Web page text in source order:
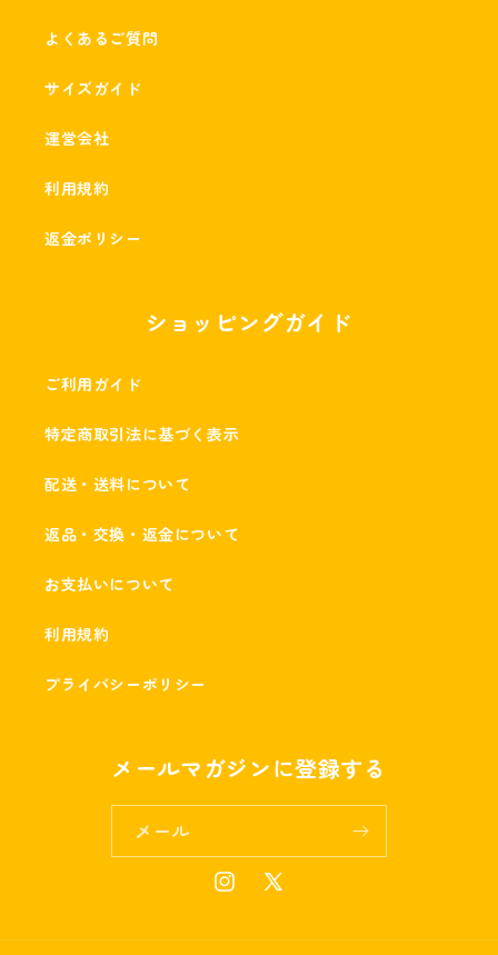
よくあるご質問
サイズガイド
運営会社
利用規約
返金ポリシー
ショッピングガイド
ご利用ガイド
特定商取引法に基づく表示
配送・送料について
返品・交換・返金について
お支払いについて
利用規約
プライバシーポリシー
メールマガジンに登録する
メール
Instagram
X